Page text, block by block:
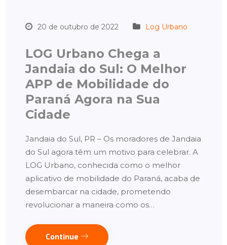
20 de outubro de 2022 Log Urbano
LOG Urbano Chega a
Jandaia do Sul: O Melhor
APP de Mobilidade do
Paraná Agora na Sua
Cidade
Jandaia do Sul, PR – Os moradores de Jandaia
do Sul agora têm um motivo para celebrar. A
LOG Urbano, conhecida como o melhor
aplicativo de mobilidade do Paraná, acaba de
desembarcar na cidade, prometendo
revolucionar a maneira como os…
Continue